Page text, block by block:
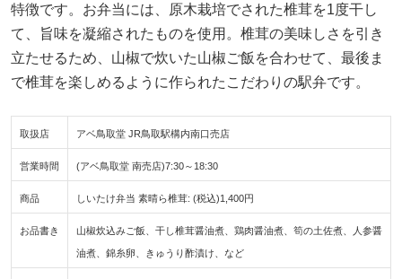
特徴です。お弁当には、原木栽培でされた椎茸を1度干し
て、旨味を凝縮されたものを使用。椎茸の美味しさを引き
立たせるため、山椒で炊いた山椒ご飯を合わせて、最後ま
で椎茸を楽しめるように作られたこだわりの駅弁です。
取扱店 アベ鳥取堂 JR鳥取駅構内南口売店
営業時間 (アベ鳥取堂 南売店)7:30～18:30
商品 しいたけ弁当 素晴ら椎茸: (税込)1,400円
お品書き 山椒炊込みご飯、干し椎茸醤油煮、鶏肉醤油煮、筍の土佐煮、人参醤
油煮、錦糸卵、きゅうり酢漬け、など